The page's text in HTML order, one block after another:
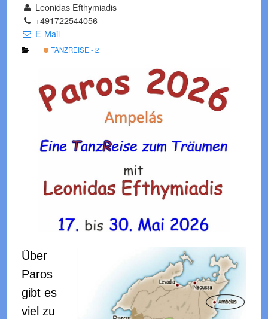
Leonidas Efthymiadis
+491722544056
E-Mail
TANZREISE - 2
Über
Paros
gibt es
viel zu